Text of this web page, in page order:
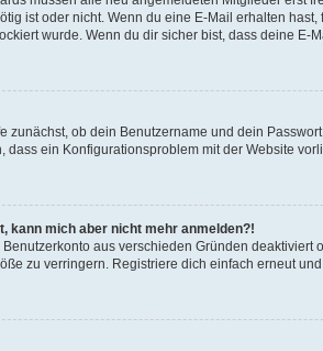
ist oder nicht. Wenn du eine E-Mail erhalten
wurde. Wenn du dir sicher bist, dass deine
zunächst, ob dein Benutzername und dein
dass ein Konfigurationsproblem mit der Website
kann mich aber nicht mehr anmelden?!
aus verschieden Gründen
zu verringern. Registriere dich einfach erneut